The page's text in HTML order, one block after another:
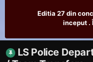
Editia 27 din
inceput .
LS Police